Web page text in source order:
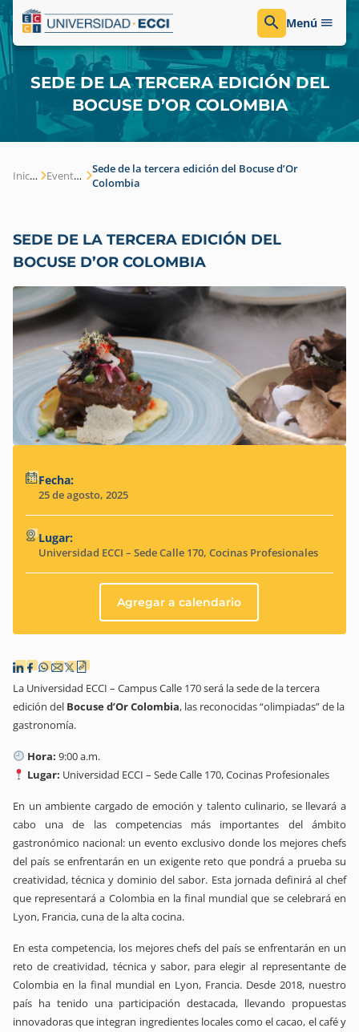
Menú
SEDE DE LA TERCERA EDICIÓN DEL
BOCUSE D’OR COLOMBIA
Inicio Eventos
Sede de la tercera edición del Bocuse d’Or
Colombia
SEDE DE LA TERCERA EDICIÓN DEL
BOCUSE D’OR COLOMBIA
Fecha:
25 de agosto, 2025
Lugar:
Universidad ECCI – Sede Calle 170, Cocinas Profesionales
Agregar a calendario
La Universidad ECCI – Campus Calle 170 será la sede de la tercera
edición del Bocuse d’Or Colombia, las reconocidas “olimpiadas” de la
gastronomía.
Hora: 9:00 a.m.
Lugar: Universidad ECCI – Sede Calle 170, Cocinas Profesionales
En un ambiente cargado de emoción y talento culinario, se llevará a
cabo una de las competencias más importantes del ámbito
gastronómico nacional: un evento exclusivo donde los mejores chefs
del país se enfrentarán en un exigente reto que pondrá a prueba su
creatividad, técnica y dominio del sabor. Esta jornada definirá al chef
que representará a Colombia en la final mundial que se celebrará en
Lyon, Francia, cuna de la alta cocina.
En esta competencia, los mejores chefs del país se enfrentarán en un
reto de creatividad, técnica y sabor, para elegir al representante de
Colombia en la final mundial en Lyon, Francia. Desde 2018, nuestro
país ha tenido una participación destacada, llevando propuestas
innovadoras que integran ingredientes locales como el cacao, el café y